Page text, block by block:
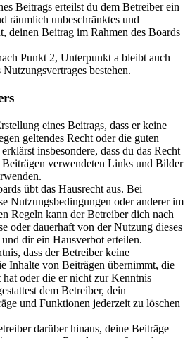
Beitrags erteilst du dem Betreiber ein
räumlich unbeschränktes und
deinen Beitrag im Rahmen des Boards
Punkt 2, Unterpunkt a bleibt auch
bestehen.
eines Beitrags, dass er keine
geltendes Recht oder die guten
insbesondere, dass du das Recht
verwendeten Links und Bilder
übt das Hausrecht aus. Bei
Nutzungsbedingungen oder anderer im
Regeln kann der Betreiber dich nach
oder dauerhaft von der Nutzung dieses
dir ein Hausverbot erteilen.
dass der Betreiber keine
Inhalte von Beiträgen übernimmt, die
hat oder die er nicht zur Kenntnis
dem Betreiber, dein
und Funktionen jederzeit zu löschen
darüber hinaus, deine Beiträge